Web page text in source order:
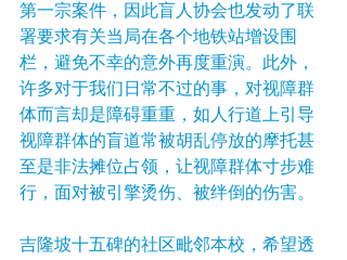
第一宗案件，因此盲人协会也发动了联
署要求有关当局在各个地铁站增设围
栏，避免不幸的意外再度重演。此外，
许多对于我们日常不过的事，对视障群
体而言却是障碍重重，如人行道上引导
视障群体的盲道常被胡乱停放的摩托甚
至是非法摊位占领，让视障群体寸步难
行，面对被引擎烫伤、被绊倒的伤害。
吉隆坡十五碑的社区毗邻本校，希望透